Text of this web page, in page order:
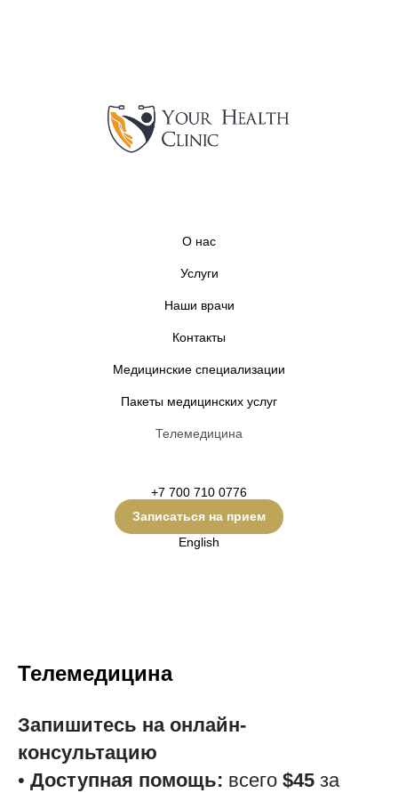
О нас
Услуги
Наши врачи
Контакты
Медицинские специализации
Пакеты медицинских услуг
Телемедицина
+7 700 710 0776
Записаться на прием
English
Телемедицина
Запишитесь на онлайн-
консультацию
• Доступная помощь: всего $45 за